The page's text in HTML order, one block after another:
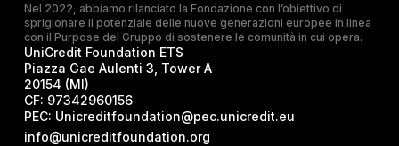
Nel 2022, abbiamo rilanciato la Fondazione con l’obiettivo di
sprigionare il potenziale delle nuove generazioni europee in linea
con il Purpose del Gruppo di sostenere le comunità in cui opera.
UniCredit Foundation ETS
Piazza Gae Aulenti 3, Tower A
20154 (MI)
CF: 97342960156
PEC: Unicreditfoundation@pec.unicredit.eu
info@unicreditfoundation.org